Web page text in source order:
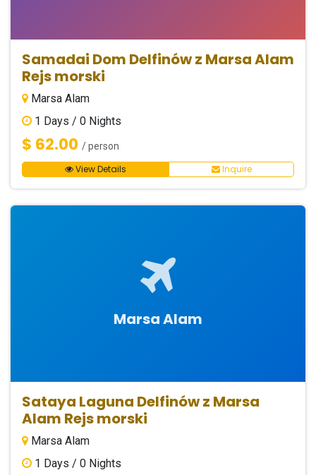
Samadai Dom Delfinów z Marsa Alam
Rejs morski
Marsa Alam
1 Days / 0 Nights
$ 62.00 / person
View Details Inquire
Marsa Alam
Sataya Laguna Delfinów z Marsa
Alam Rejs morski
Marsa Alam
1 Days / 0 Nights